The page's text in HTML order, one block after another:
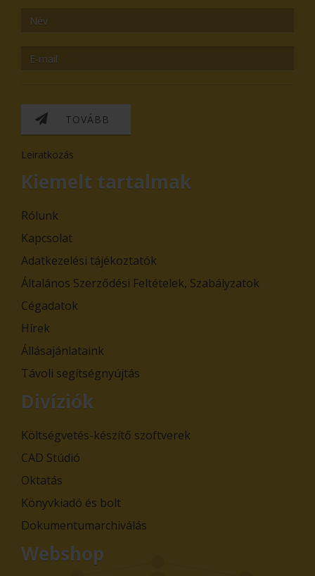
TOVÁBB
Leiratkozás
Kiemelt tartalmak
Rólunk
Kapcsolat
Adatkezelési tájékoztatók
Általános Szerződési Feltételek, Szabályzatok
Cégadatok
Hírek
Állásajánlataink
Távoli segítségnyújtás
Divíziók
Költségvetés-készítő szoftverek
CAD Stúdió
Oktatás
Könyvkiadó és bolt
Dokumentumarchiválás
Webshop